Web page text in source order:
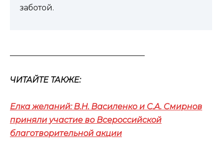
заботой.
ЧИТАЙТЕ ТАКЖЕ:
Елка желаний: В.Н. Василенко и С.А. Смирнов
приняли участие во Всероссийской
благотворительной акции